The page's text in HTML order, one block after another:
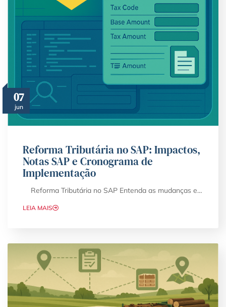
07
jun
Reforma Tributária no SAP: Impactos,
Notas SAP e Cronograma de
Implementação
Reforma Tributária no SAP Entenda as mudanças e…
LEIA MAIS